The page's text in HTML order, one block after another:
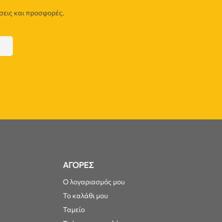
και προσφορές.
ΑΓΟΡΕΣ
Ο λογαριασμός μου
Το καλάθι μου
Ταμείο